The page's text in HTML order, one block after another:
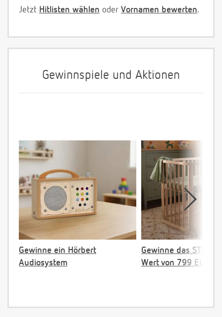
Jetzt Hitlisten wählen oder Vornamen bewerten.
Gewinnspiele und Aktionen
Gewinne ein Hörbert
Audiosystem
Gewinne das
Wert von 799 EUR